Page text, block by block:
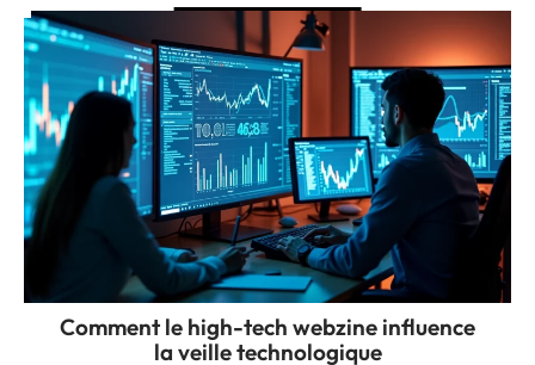
Comment le high-tech webzine influence
la veille technologique